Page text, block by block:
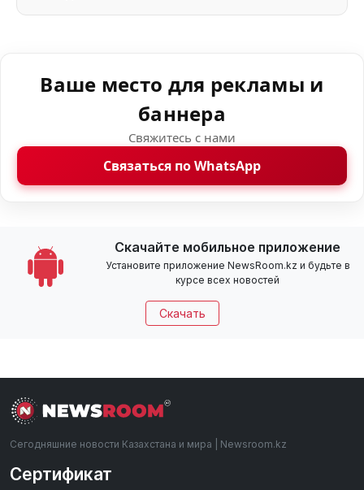
Ваше место для рекламы и
баннера
Свяжитесь с нами
Связаться по WhatsApp
Скачайте мобильное приложение
Установите приложение NewsRoom.kz и будьте в
курсе всех новостей
Скачать
Сегодняшние новости Казахстана и мира | Newsroom.kz
Сертификат